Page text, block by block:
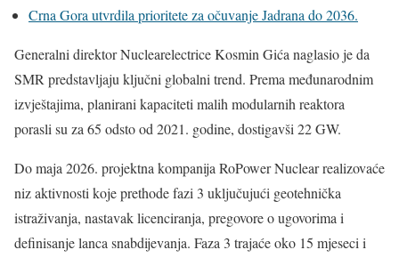
Crna Gora utvrdila prioritete za očuvanje Jadrana do 2036.
Generalni direktor Nuclearelectrice Kosmin Gića naglasio je da
SMR predstavljaju ključni globalni trend. Prema međunarodnim
izvještajima, planirani kapaciteti malih modularnih reaktora
porasli su za 65 odsto od 2021. godine, dostigavši 22 GW.
Do maja 2026. projektna kompanija RoPower Nuclear realizovaće
niz aktivnosti koje prethode fazi 3 uključujući geotehnička
istraživanja, nastavak licenciranja, pregovore o ugovorima i
definisanje lanca snabdijevanja. Faza 3 trajaće oko 15 mjeseci i